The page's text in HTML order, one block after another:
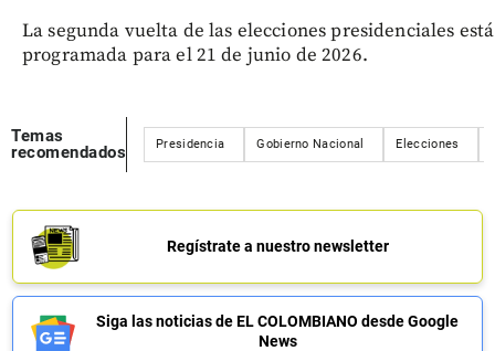
La segunda vuelta de las elecciones presidenciales está
programada para el 21 de junio de 2026.
Temas
recomendados
Presidencia Gobierno Nacional Elecciones
Regístrate a nuestro newsletter
Siga las noticias de EL COLOMBIANO desde Google
News